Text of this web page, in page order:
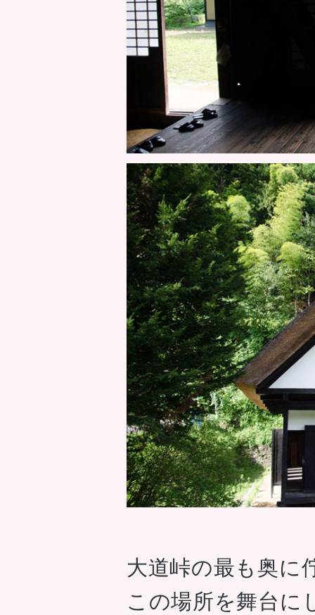
大道峠の最も奥に
この場所を舞台に